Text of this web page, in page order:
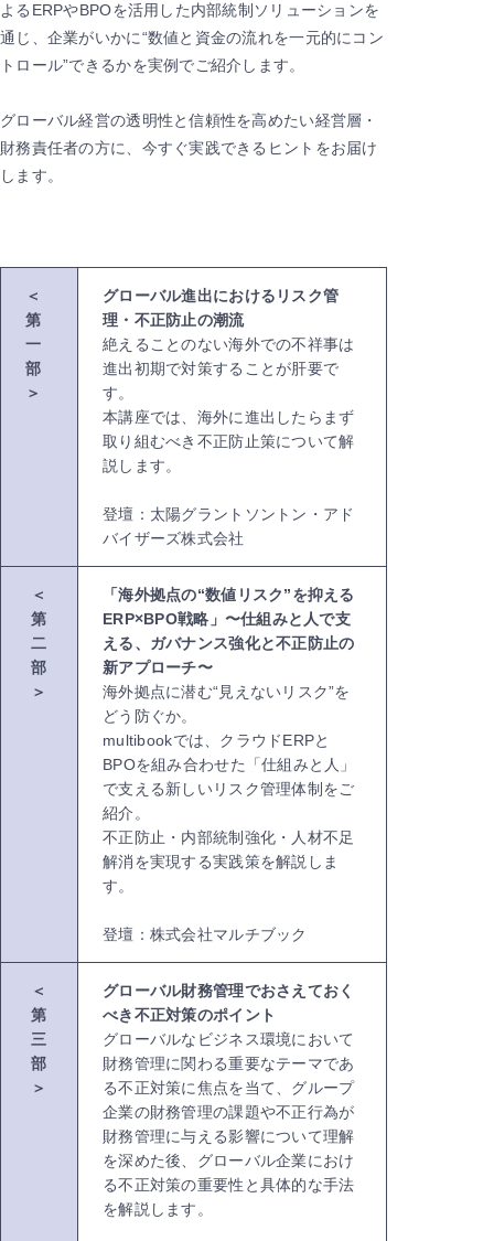
よるERPやBPOを活用した内部統制ソリューションを
通じ、企業がいかに“数値と資金の流れを一元的にコン
トロール”できるかを実例でご紹介します。
グローバル経営の透明性と信頼性を高めたい経営層・
財務責任者の方に、今すぐ実践できるヒントをお届け
します。
＜
第
一
部
＞
グローバル進出におけるリスク管
理・不正防止の潮流
絶えることのない海外での不祥事は
進出初期で対策することが肝要で
す。
本講座では、海外に進出したらまず
取り組むべき不正防止策について解
説します。
登壇：太陽グラントソントン・アド
バイザーズ株式会社
＜
第
二
部
＞
「海外拠点の“数値リスク”を抑える
ERP×BPO戦略」〜仕組みと人で支
える、ガバナンス強化と不正防止の
新アプローチ〜
海外拠点に潜む“見えないリスク”を
どう防ぐか。
multibookでは、クラウドERPと
BPOを組み合わせた「仕組みと人」
で支える新しいリスク管理体制をご
紹介。
不正防止・内部統制強化・人材不足
解消を実現する実践策を解説しま
す。
登壇：株式会社マルチブック
＜
第
三
部
＞
グローバル財務管理でおさえておく
べき不正対策のポイント
グローバルなビジネス環境において
財務管理に関わる重要なテーマであ
る不正対策に焦点を当て、グループ
企業の財務管理の課題や不正行為が
財務管理に与える影響について理解
を深めた後、グローバル企業におけ
る不正対策の重要性と具体的な手法
を解説します。